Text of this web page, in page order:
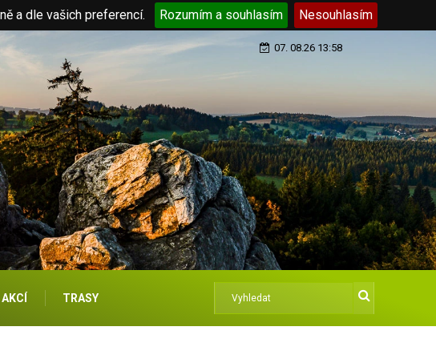
a dle vašich preferencí. Rozumím a souhlasím Nesouhlasím
07. 08.26 13:58
TRASY